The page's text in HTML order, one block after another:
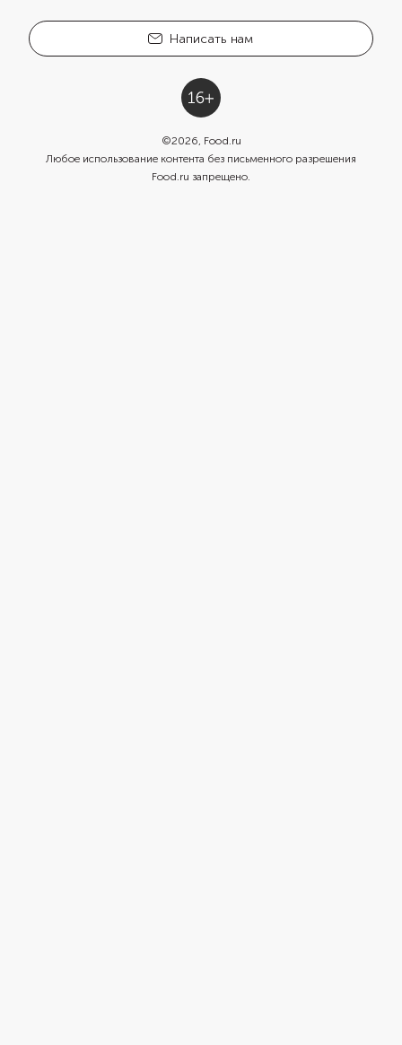
Написать нам
©2026, Food.ru
Любое использование контента без письменного разрешения
Food.ru запрещено.